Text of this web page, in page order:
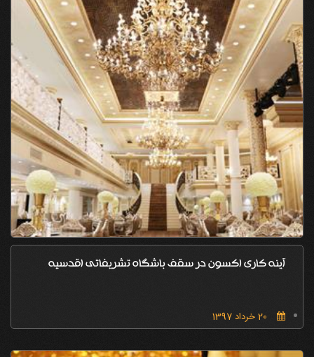
آینه کاری اکسون در سقف باشگاه تشریفاتی اقدسیه